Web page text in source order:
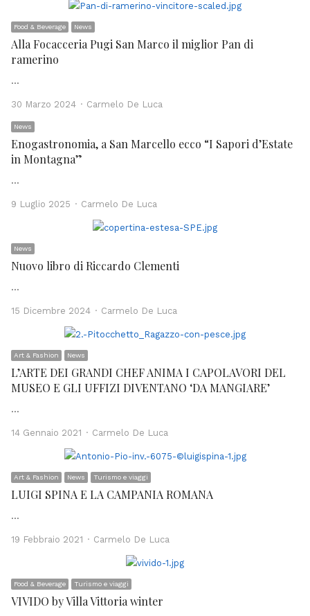
Food & Beverage News
Alla Focacceria Pugi San Marco il miglior Pan di
ramerino
…
30 Marzo 2024 Author
Carmelo De Luca
News
Enogastronomia, a San Marcello ecco “I Sapori d’Estate
in Montagna”
…
9 Luglio 2025 Author
Carmelo De Luca
News
Nuovo libro di Riccardo Clementi
…
15 Dicembre 2024 Author
Carmelo De Luca
Art & Fashion News
L’ARTE DEI GRANDI CHEF ANIMA I CAPOLAVORI DEL
MUSEO E GLI UFFIZI DIVENTANO ‘DA MANGIARE’
…
14 Gennaio 2021 Author
Carmelo De Luca
Art & Fashion News Turismo e viaggi
LUIGI SPINA E LA CAMPANIA ROMANA
…
19 Febbraio 2021 Author
Carmelo De Luca
Food & Beverage Turismo e viaggi
VIVIDO by Villa Vittoria winter